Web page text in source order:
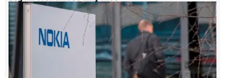
MUNDO
La NASA elige a Nokia para construir una red de
telefonía móvil en la Luna